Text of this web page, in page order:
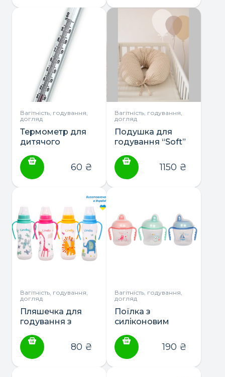
Вагітність, годування,
догляд
Термометр для
дитячого
Склоприлад60 ₴
Вагітність, годування,
догляд
Подушка для
годування “Soft”
Veres
1150 ₴
Вагітність, годування,
догляд
Пляшечка для
годування з
силіконовою
соскою, 250мл ТМ
Lindo (Li147)
80 ₴
Вагітність, годування,
догляд
Поїлка з
силіконовим
ТМLindo (Li710)
190 ₴